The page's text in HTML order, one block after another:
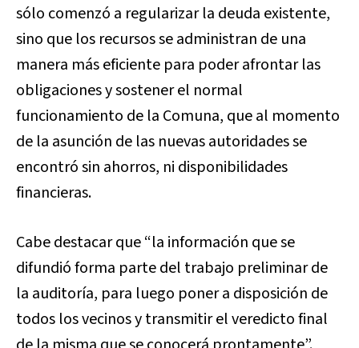
sólo comenzó a regularizar la deuda existente,
sino que los recursos se administran de una
manera más eficiente para poder afrontar las
obligaciones y sostener el normal
funcionamiento de la Comuna, que al momento
de la asunción de las nuevas autoridades se
encontró sin ahorros, ni disponibilidades
financieras.
Cabe destacar que “la información que se
difundió forma parte del trabajo preliminar de
la auditoría, para luego poner a disposición de
todos los vecinos y transmitir el veredicto final